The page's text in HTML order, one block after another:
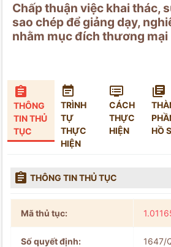
Chấp thuận việc khai thác,
sao chép để giảng dạy,
nhằm mục đích thương mại

THÔNG
TIN THỦ
TỤC

TRÌNH
TỰ
THỰC
HIỆN

CÁCH
THỰC
HIỆN

HỒ
 THÔNG TIN THỦ TỤC
Mã thủ tục:
Số quyết định: 1647/